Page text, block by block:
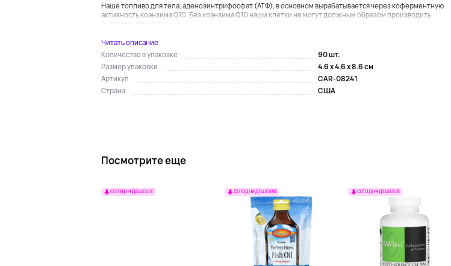
Наше топливо для тела, аденозинтрифосфат (АТФ), в основном вырабатывается через коферментную
активность коэнзима Q10. Без коэнзима Q10 наши клетки не могут должным образом производить
энергию, необходимую...
Читать описание
Количество в упаковке
90 шт.
Размер упаковки
4.6 x 4.6 x 8.6 см
Артикул
CAR-08241
Страна
США
Посмотрите еще
СЕГОДНЯ ДЕШЕВЛЕ СЕГОДНЯ ДЕШЕВЛЕ СЕГОДНЯ ДЕШЕВЛЕ